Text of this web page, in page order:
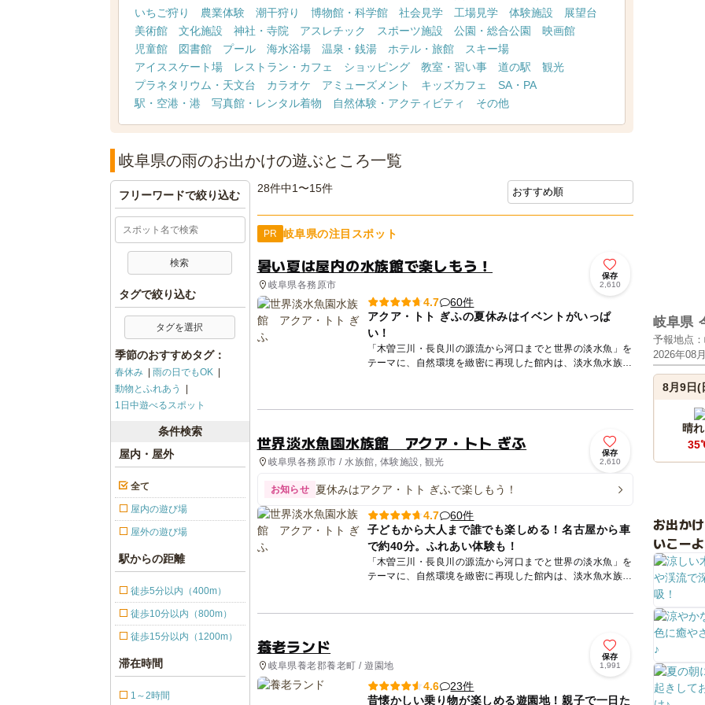
いちご狩り
農業体験 潮干狩り 博物館・科学館 社会見学 工場見学 体験施設
展望台
美術館
文化施設 神社・寺院 アスレチック スポーツ施設 公園・総合公園
映画館
児童館
図書館 プール 海水浴場 温泉・銭湯 ホテル・旅館
スキー場
アイススケート場
レストラン・カフェ ショッピング 教室・習い事 道の駅
観光
プラネタリウム・天文台
カラオケ アミューズメント キッズカフェ
SA・PA
駅・空港・港
写真館・レンタル着物 自然体験・アクティビティ その他
岐阜県の雨のお出かけの遊ぶところ一覧
28件中1〜15件
PR 岐阜県の注目スポット
暑い夏は屋内の水族館で楽しもう！
岐阜県各務原市
保存
2,610
4.7
60件
アクア・トト ぎふの夏休みはイベントがいっぱ
い！
「木曽三川・長良川の源流から河口までと世界の淡水魚」を
テーマに、自然環境を緻密に再現した館内は、淡水魚水族館
世界淡水魚園水族館 アクア・トト ぎふ
岐阜県各務原市 / 水族館, 体験施設, 観光
保存
2,610
お知らせ 夏休みはアクア・トト ぎふで楽しもう！
4.7
60件
子どもから大人まで誰でも楽しめる！名古屋から車
で約40分。ふれあい体験も！
「木曽三川・長良川の源流から河口までと世界の淡水魚」を
テーマに、自然環境を緻密に再現した館内は、淡水魚水族館
養老ランド
岐阜県養老郡養老町 / 遊園地
保存
1,991
4.6
23件
昔懐かしい乗り物が楽しめる遊園地！親子で一日た
フリーワードで絞り込む
タグで絞り込む
タグを選択
季節のおすすめタグ：
春休み
雨の日でもOK
動物とふれあう
1日中遊べるスポット
条件検索
屋内・屋外
全て
屋内の遊び場
屋外の遊び場
駅からの距離
徒歩5分以内（400m）
徒歩10分以内（800m）
徒歩15分以内（1200m）
滞在時間
1～2時間
岐阜県
予報地点
2026年08
8月9日(
晴
お出か
いこー